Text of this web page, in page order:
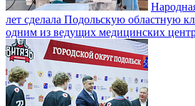
лет сделала Подольскую областную
одним из ведущих медицинских